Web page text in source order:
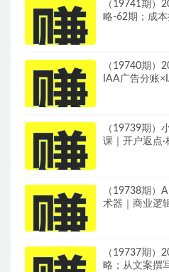
（19741期）
略-62期；成
（19740期）
IAA广告分账
（19739期）
课｜开户返点·
（19738期）
术器｜商业逻
（19737期）
略；从文案撰